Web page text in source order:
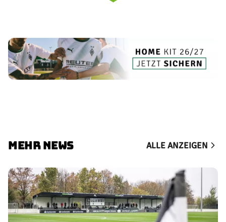
MEHR NEWS ALLE ANZEIGEN